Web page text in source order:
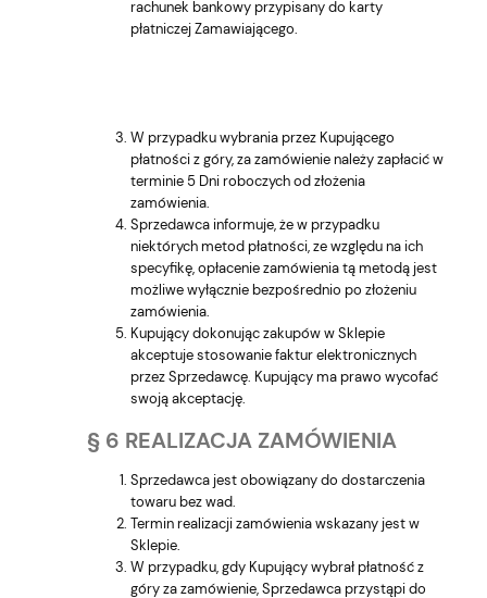
rachunek bankowy przypisany do karty
płatniczej Zamawiającego.
W przypadku wybrania przez Kupującego
płatności z góry, za zamówienie należy zapłacić w
terminie 5 Dni roboczych od złożenia
zamówienia.
Sprzedawca informuje, że w przypadku
niektórych metod płatności, ze względu na ich
specyfikę, opłacenie zamówienia tą metodą jest
możliwe wyłącznie bezpośrednio po złożeniu
zamówienia.
Kupujący dokonując zakupów w Sklepie
akceptuje stosowanie faktur elektronicznych
przez Sprzedawcę. Kupujący ma prawo wycofać
swoją akceptację.
§ 6 REALIZACJA ZAMÓWIENIA
Sprzedawca jest obowiązany do dostarczenia
towaru bez wad.
Termin realizacji zamówienia wskazany jest w
Sklepie.
W przypadku, gdy Kupujący wybrał płatność z
góry za zamówienie, Sprzedawca przystąpi do